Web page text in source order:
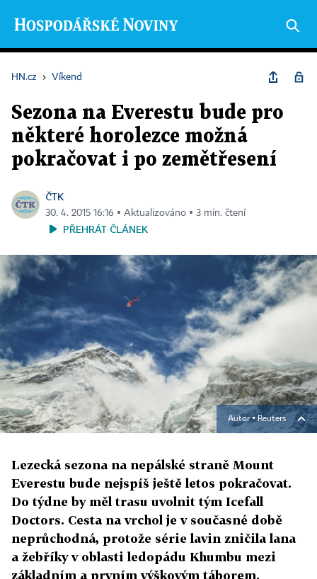
HN.cz › Víkend
Sezona na Everestu bude pro
některé horolezce možná
pokračovat i po zemětřesení
ČTK
30. 4. 2015 16:16 ▪ Aktualizováno ▪ 3 min. čtení
PŘEHRÁT ČLÁNEK
Autor ▪Reuters
Lezecká sezona na nepálské straně Mount
Everestu bude nejspíš ještě letos pokračovat.
Do týdne by měl trasu uvolnit tým Icefall
Doctors. Cesta na vrchol je v současné době
neprůchodná, protože série lavin zničila lana
a žebříky v oblasti ledopádu Khumbu mezi
základním a prvním výškovým táborem.